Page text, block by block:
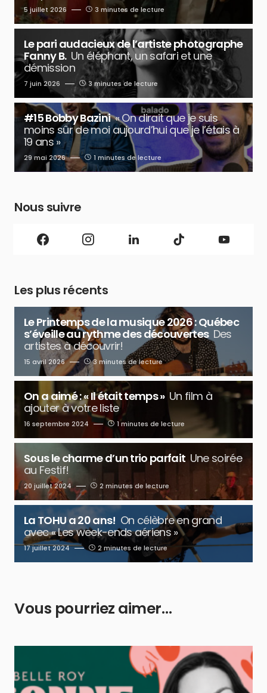
5 juillet 2026 3 minutes de lecture
Le pari audacieux de l’artiste photographe
Fanny B. Un éléphant, un safari et une
démission
7 juin 2026 3 minutes de lecture
#15 Bobby Bazini « On dirait que je suis
moins sûr de moi aujourd’hui que je l’étais à
19 ans »
29 mai 2026 1 minutes de lecture
Nous suivre
Les plus récents
Le Printemps de la musique 2026 : Québec
s’éveille au rythme des découvertes Des
artistes à découvrir!
15 avril 2026 3 minutes de lecture
On a aimé : « Il était temps » Un film à
ajouter à votre liste
16 septembre 2024 1 minutes de lecture
Sous le charme d’un trio parfait Une soirée
au Festif!
20 juillet 2024 2 minutes de lecture
La TOHU a 20 ans! On célèbre en grand
avec « Les week-ends aériens »
17 juillet 2024 2 minutes de lecture
Vous pourriez aimer…